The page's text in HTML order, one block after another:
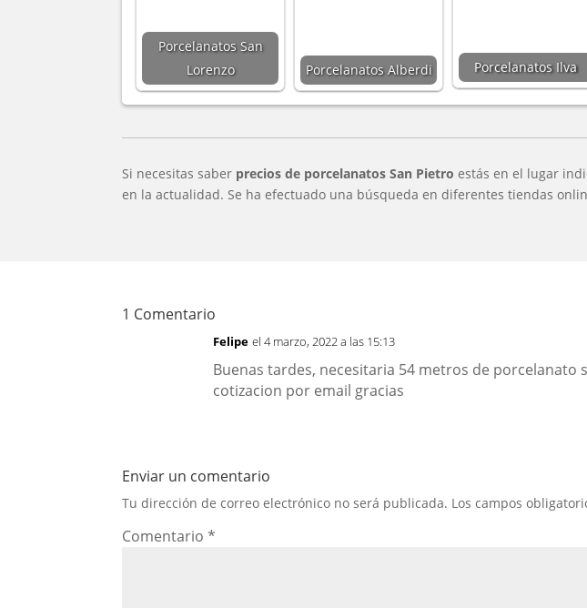
Porcelanatos San
Lorenzo
Porcelanatos Alberdi Porcelanatos Ilva
Si necesitas saber precios de porcelanatos San Pietro estás en el lugar
en la actualidad. Se ha efectuado una búsqueda en diferentes tiendas
1 Comentario
Felipe el 4 marzo, 2022 a las 15:13
Buenas tardes, necesitaria 54 metros de
cotizacion por email gracias
Enviar un comentario
Tu dirección de correo electrónico no será publicada. Los campos
Comentario*